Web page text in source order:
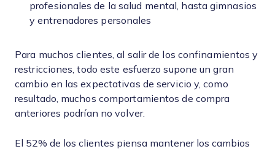
profesionales de la salud mental, hasta gimnasios
y entrenadores personales
Para muchos clientes, al salir de los confinamientos y
restricciones, todo este esfuerzo supone un gran
cambio en las expectativas de servicio y, como
resultado, muchos comportamientos de compra
anteriores podrían no volver.
El 52% de los clientes piensa mantener los cambios